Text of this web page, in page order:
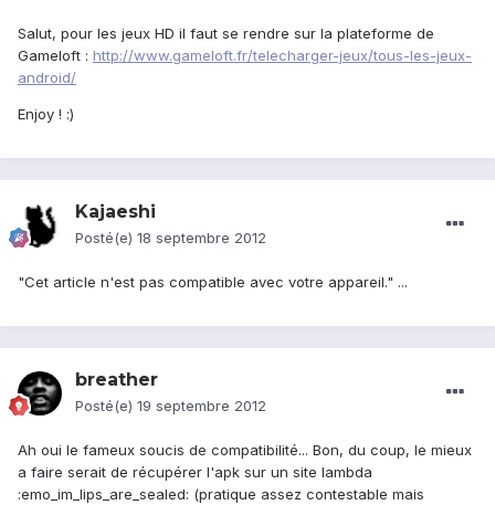
Salut, pour les jeux HD il faut se rendre sur la plateforme de
Gameloft : http://www.gameloft.fr/telecharger-jeux/tous-les-jeux-
android/
Enjoy ! :)
Kajaeshi
Posté(e) 18 septembre 2012
"Cet article n'est pas compatible avec votre appareil." ...
breather
Posté(e) 19 septembre 2012
Ah oui le fameux soucis de compatibilité... Bon, du coup, le mieux
a faire serait de récupérer l'apk sur un site lambda
:emo_im_lips_are_sealed: (pratique assez contestable mais